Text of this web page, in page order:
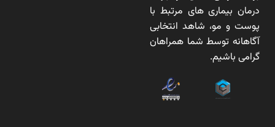
درمان بیماری های مرتبط با
پوست و مو، شاهد انتخابی
آگاهانه توسط شما همراهان
گرامی باشیم.